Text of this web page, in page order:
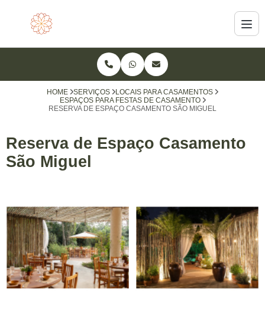
HOME SERVIÇOS
LOCAIS PARA CASAMENTOS
ESPAÇOS PARA FESTAS DE CASAMENTO
RESERVA DE ESPAÇO CASAMENTO SÃO MIGUEL
Reserva de Espaço Casamento
São Miguel